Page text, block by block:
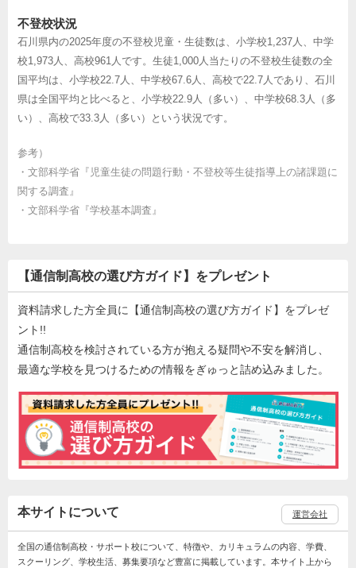
不登校状況
石川県内の2025年度の不登校児童・生徒数は、小学校1,237人、中学
校1,973人、高校961人です。生徒1,000人当たりの不登校生徒数の全
国平均は、小学校22.7人、中学校67.6人、高校で22.7人であり、石川
県は全国平均と比べると、小学校22.9人（多い）、中学校68.3人（多
い）、高校で33.3人（多い）という状況です。
参考）
・ 文部科学省『児童生徒の問題行動・不登校等生徒指導上の諸課題に
関する調査』
・ 文部科学省『学校基本調査』
【通信制高校の選び方ガイド】をプレゼント
資料請求した方全員に【通信制高校の選び方ガイド】をプレゼ
ント!!
通信制高校を検討されている方が抱える疑問や不安を解消し、
最適な学校を見つけるための情報をぎゅっと詰め込みました。
本サイトについて 運営会社
全国の通信制高校・サポート校について、特徴や、カリキュラムの内容、学費、
スクーリング、学校生活、募集要項など豊富に掲載しています。本サイト上から